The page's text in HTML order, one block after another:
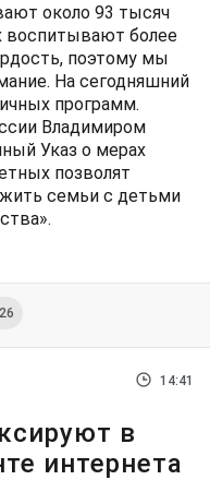
около 93 тысяч
воспитывают более
поэтому мы
На сегодняшний
программ.
Владимиром
Указ о мерах
позволят
семьи с детьми
14:41
в
интернета